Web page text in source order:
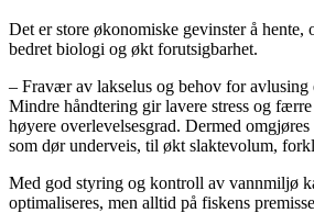
Det er store økonomiske gevinster å hente,
bedret biologi og økt forutsigbarhet.
– Fravær av lakselus og behov for avlusing
Mindre håndtering gir lavere stress og
høyere overlevelsesgrad. Dermed
som dør underveis, til økt slaktevolum,
Med god styring og kontroll av vannmiljø
optimaliseres, men alltid på fiskens